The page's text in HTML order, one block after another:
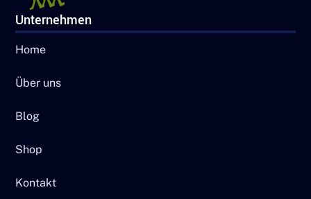
Unternehmen
Home
Über uns
Blog
Shop
Kontakt